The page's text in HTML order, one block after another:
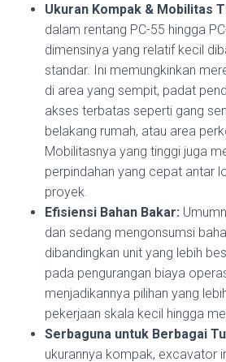
Ukuran Kompak & Mobilitas
dalam rentang PC-55 hingga
dimensinya yang relatif kecil
standar. Ini memungkinkan
di area yang sempit, padat
akses terbatas seperti gang
belakang rumah, atau area
Mobilitasnya yang tinggi juga
perpindahan yang cepat antar
proyek.
Efisiensi Bahan Bakar:
dan sedang mengonsumsi
dibandingkan unit yang lebih
pada pengurangan biaya
menjadikannya pilihan yang
pekerjaan skala kecil hingga
Serbaguna untuk Berbagai
ukurannya kompak, excavator